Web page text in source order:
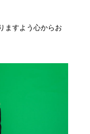
ますよう心からお